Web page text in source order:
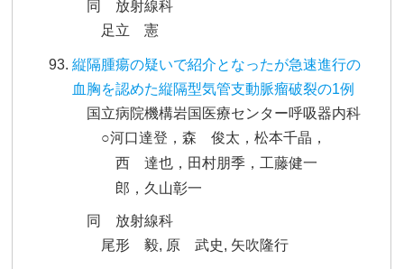
同 放射線科
足立 憲
縦隔腫瘍の疑いで紹介となったが急速進行の
血胸を認めた縦隔型気管支動脈瘤破裂の1例
国立病院機構岩国医療センター呼吸器内科
○河口達登，森 俊太，松本千晶，
西 達也，田村朋季，工藤健一
郎，久山彰一
同 放射線科
尾形 毅, 原 武史, 矢吹隆行